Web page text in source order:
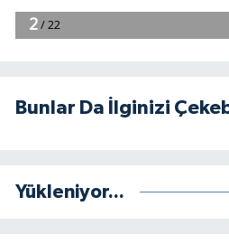
Bunlar Da İlginizi
Yükleniyor...